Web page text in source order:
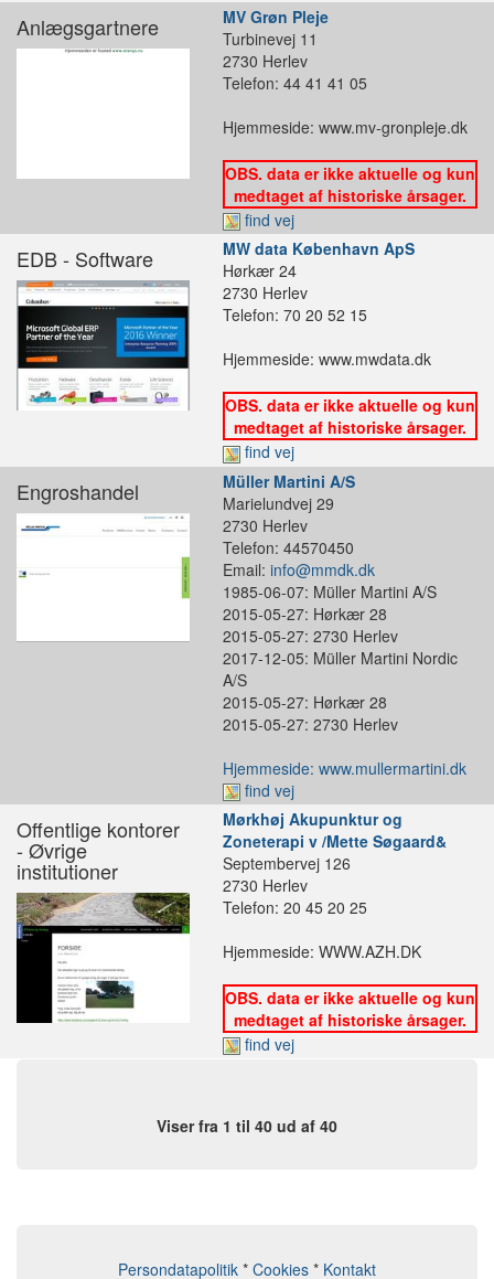
Anlægsgartnere
MV Grøn Pleje
Turbinevej 11
2730 Herlev
Telefon: 44 41 41 05
Hjemmeside: www.mv-gronpleje.dk
OBS. data er ikke aktuelle og kun
medtaget af historiske årsager.
find vej
EDB - Software
MW data København ApS
Hørkær 24
2730 Herlev
Telefon: 70 20 52 15
Hjemmeside: www.mwdata.dk
OBS. data er ikke aktuelle og kun
medtaget af historiske årsager.
find vej
Engroshandel
Müller Martini A/S
Marielundvej 29
2730 Herlev
Telefon: 44570450
Email: info@mmdk.dk
1985-06-07: Müller Martini A/S
2015-05-27: Hørkær 28
2015-05-27: 2730 Herlev
2017-12-05: Müller Martini Nordic
A/S
2015-05-27: Hørkær 28
2015-05-27: 2730 Herlev
Hjemmeside: www.mullermartini.dk
find vej
Offentlige kontorer
- Øvrige
institutioner
Mørkhøj Akupunktur og
Zoneterapi v /Mette Søgaard&
Septembervej 126
2730 Herlev
Telefon: 20 45 20 25
Hjemmeside: WWW.AZH.DK
OBS. data er ikke aktuelle og kun
medtaget af historiske årsager.
find vej
Viser fra 1 til 40 ud af 40
Persondatapolitik * Cookies * Kontakt